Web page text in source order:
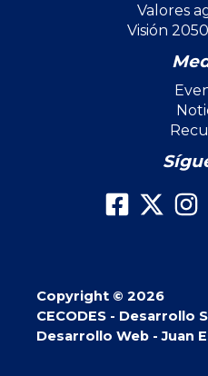
Valores
Visión
Copyright © 2026
CECODES - Desarrollo
Desarrollo Web - Juan